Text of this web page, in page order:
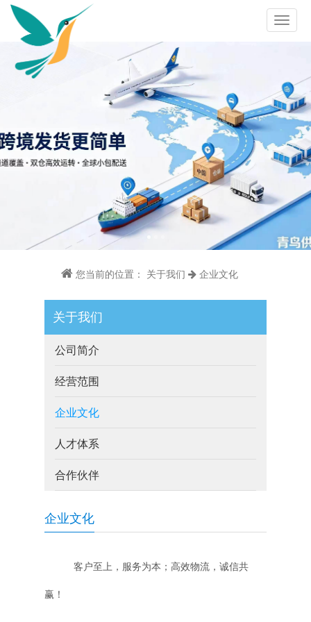
您当前的位置： 关于我们 企业文化
关于我们
公司简介
经营范围
企业文化
人才体系
合作伙伴
企业文化
客户至上，服务为本；高效物流，诚信共
赢！